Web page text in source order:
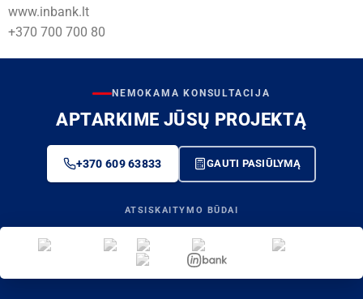
www.inbank.lt
+370 700 700 80
NEMOKAMA KONSULTACIJA
APTARKIME JŪSŲ PROJEKTĄ
+370 609 63833 GAUTI PASIŪLYMĄ
ATSISKAITYMO BŪDAI